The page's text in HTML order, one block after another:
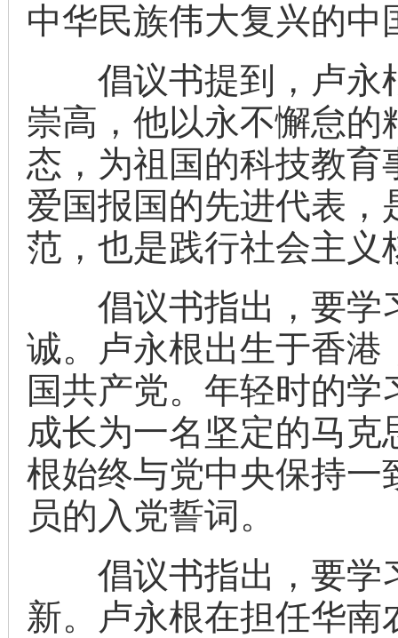
中华民族伟大复兴的中
倡议书提到，卢永
崇高，他以永不懈怠
态，为祖国的科技教
爱国报国的先进代表
范，也是践行社会主义
倡议书指出，要学
诚。卢永根出生于香港
国共产党。年轻时的
成长为一名坚定的马
根始终与党中央保持一
员的入党誓词。
倡议书指出，要学
新。卢永根在担任华